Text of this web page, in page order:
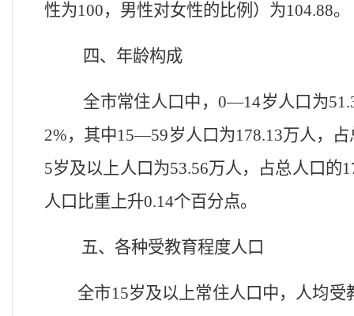
性为100，男性对女性的比例）为104.88。
四、年龄构成
全市常住人口中，0—14岁人口为
2%， 其中15—59岁人口为178.13万人，
5岁及以上人口为53.56万人，占总人口的
人口比重上升0.14个百分点。
五、各种受教育程度人口
全市15岁及以上常住人口中，人均受